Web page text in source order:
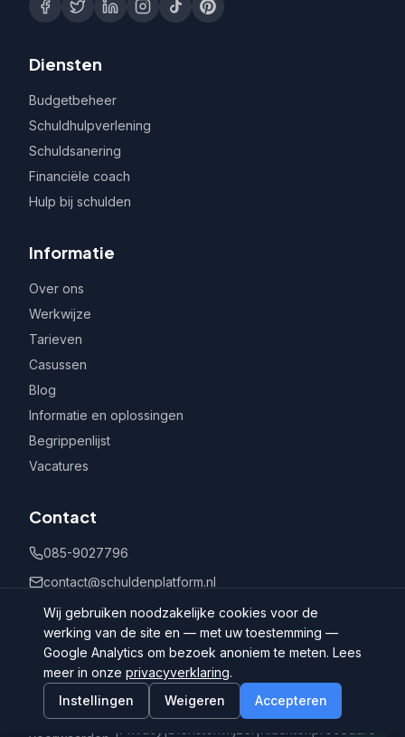
Diensten
Budgetbeheer
Schuldhulpverlening
Schuldsanering
Financiële coach
Hulp bij schulden
Informatie
Over ons
Werkwijze
Tarieven
Casussen
Blog
Informatie en oplossingen
Begrippenlijst
Vacatures
Contact
085-9027796
contact@schuldenplatform.nl
Postbus 802, 7400 AV Deventer
©
Schuldenplatform.nl
Algemene
Wij gebruiken noodzakelijke cookies voor de
werking van de site en — met uw toestemming —
Google Analytics om bezoek anoniem te meten. Lees
meer in onze privacyverklaring.
Instellingen
Weigeren Accepteren